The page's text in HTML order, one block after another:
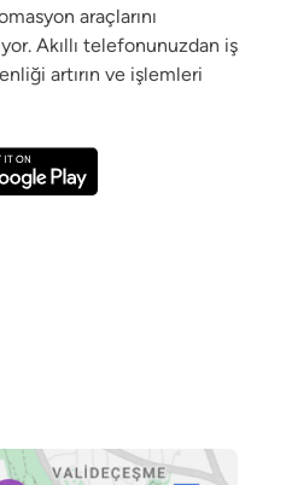
araçlarını
Akıllı telefonunuzdan iş
artırın ve işlemleri